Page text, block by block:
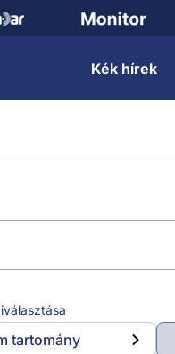
Kék hírek
tartomány